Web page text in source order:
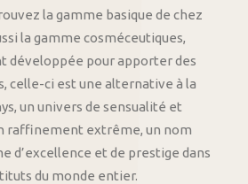
la gamme basique de chez
la gamme cosméceutiques,
développée pour apporter des
celle-ci est une alternative à la
un univers de sensualité et
raffinement extrême, un nom
d’excellence et de prestige dans
du monde entier.